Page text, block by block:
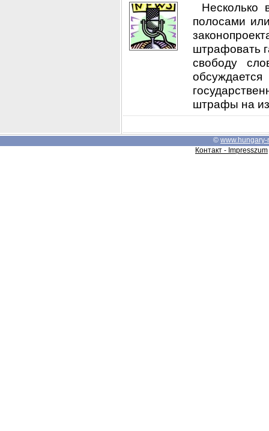
Несколько
полосами
штрафовать
свободу
штрафы на
© www.hungary-
Контакт - Impresszum